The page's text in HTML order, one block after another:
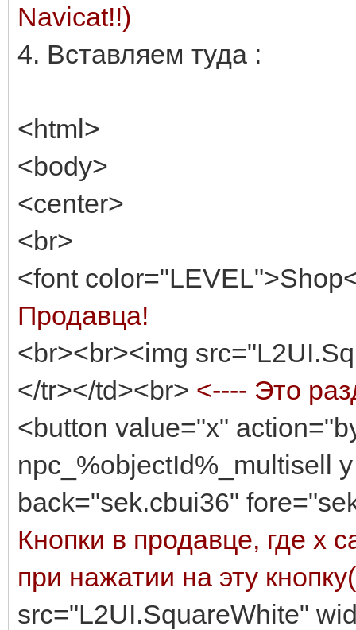
Navicat!!)
4. Вставляем туда :
<html>
<body>
<center>
<br>
<font
Продавца!
<br><br><img
</tr></td><br> <---- Это
<button value="x"
npc_%objectId%_multisell
back="sek.cbui36"
Кнопки в продавце, где х
при нажатии на эту
src="L2UI.SquareWhite"